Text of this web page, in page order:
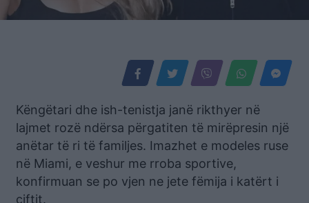
Këngëtari dhe ish-tenistja janë rikthyer në
lajmet rozë ndërsa përgatiten të mirëpresin një
anëtar të ri të familjes. Imazhet e modeles ruse
në Miami, e veshur me rroba sportive,
konfirmuan se po vjen ne jete fëmija i katërt i
çiftit.